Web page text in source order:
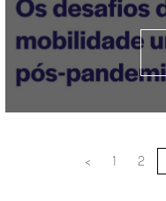
< 1 2